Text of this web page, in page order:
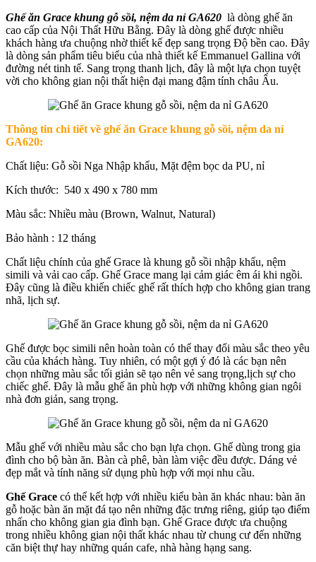
Ghế ăn Grace khung gỗ sồi, nệm da nỉ GA620 là dòng ghế ăn
cao cấp của Nội Thất Hữu Bằng. Đây là dòng ghế được nhiều
khách hàng ưa chuộng nhờ thiết kế đẹp sang trọng Độ bền cao. Đây
là dòng sản phẩm tiêu biểu của nhà thiết kế Emmanuel Gallina với
đường nét tinh tế. Sang trọng thanh lịch, đây là một lựa chọn tuyệt
vời cho không gian nội thất hiện đại mang đậm tính châu Âu.
Thông tin chi tiết về ghế ăn Grace khung gỗ sồi, nệm da nỉ
GA620:
Chất liệu: Gỗ sồi Nga Nhập khẩu, Mặt đệm bọc da PU, nỉ
Kích thước: 540 x 490 x 780 mm
Màu sắc: Nhiều màu (Brown, Walnut, Natural)
Bảo hành : 12 tháng
Chất liệu chính của ghế Grace là khung gỗ sồi nhập khẩu, nệm
simili và vải cao cấp. Ghế Grace mang lại cảm giác êm ái khi ngồi.
Đây cũng là điều khiến chiếc ghế rất thích hợp cho không gian trang
nhã, lịch sự.
Ghế được bọc simili nên hoàn toàn có thể thay đổi màu sắc theo yêu
cầu của khách hàng. Tuy nhiên, có một gợi ý đó là các bạn nên
chọn những màu sắc tối giản sẽ tạo nên vẻ sang trọng,lịch sự cho
chiếc ghế. Đây là mẫu ghế ăn phù hợp với những không gian ngôi
nhà đơn giản, sang trọng.
Mẫu ghế với nhiều màu sắc cho bạn lựa chọn. Ghế dùng trong gia
đình cho bộ bàn ăn. Bàn cà phê, bàn làm việc đều được. Dáng vẻ
đẹp mắt và tính năng sử dụng phù hợp với mọi nhu cầu.
Ghế Grace có thể kết hợp với nhiều kiểu bàn ăn khác nhau: bàn ăn
gỗ hoặc bàn ăn mặt đá tạo nên những đặc trưng riêng, giúp tạo điểm
nhấn cho không gian gia đình bạn. Ghế Grace được ưa chuộng
trong nhiều không gian nội thất khác nhau từ chung cư đến những
căn biệt thự hay những quán cafe, nhà hàng hạng sang.